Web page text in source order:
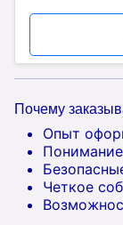
Почему
Опыт
Четкое